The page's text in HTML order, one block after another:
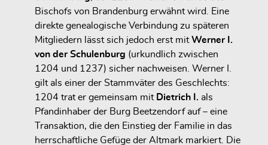
Bischofs von Brandenburg erwähnt wird. Eine
direkte genealogische Verbindung zu späteren
Mitgliedern lässt sich jedoch erst mitWerner I.
von der Schulenburg (urkundlich zwischen
1204 und 1237) sicher nachweisen. Werner I.
gilt als einer der Stammväter des Geschlechts:
1204 trat er gemeinsam mit Dietrich I. als
Pfandinhaber der Burg Beetzendorf auf – eine
Transaktion, die den Einstieg der Familie in das
herrschaftliche Gefüge der Altmark markiert. Die